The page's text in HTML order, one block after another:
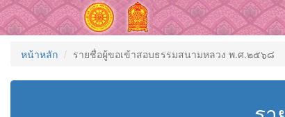
หน้าหลัก รายชื่อผู้ขอเข้าสอบธรรมสนามหลวง พ.ศ.๒๕๖๘